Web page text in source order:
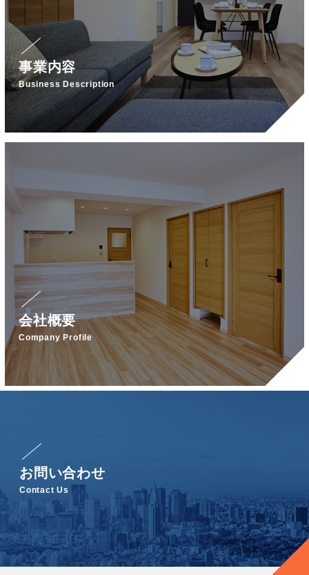
事業内容
Business Description
会社概要
Company Profile
お問い合わせ
Contact Us